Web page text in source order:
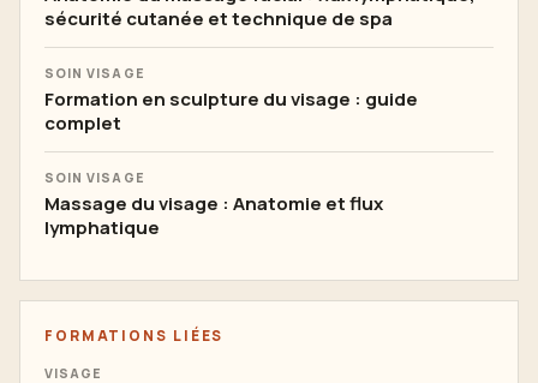
sécurité cutanée et technique de spa
SOIN VISAGE
Formation en sculpture du visage : guide
complet
SOIN VISAGE
Massage du visage : Anatomie et flux
lymphatique
FORMATIONS LIÉES
VISAGE